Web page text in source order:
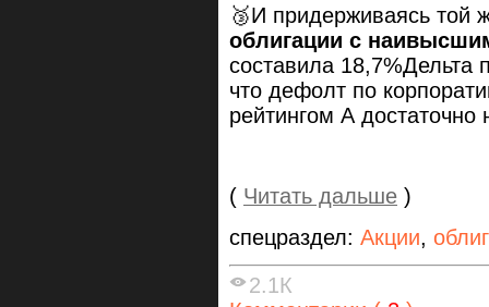
🥉И придерживаясь той
облигации с
составила 18,7%Дельта
что дефолт по
рейтингом А
( Читать дальше )
спецраздел: Акции,
2.1К